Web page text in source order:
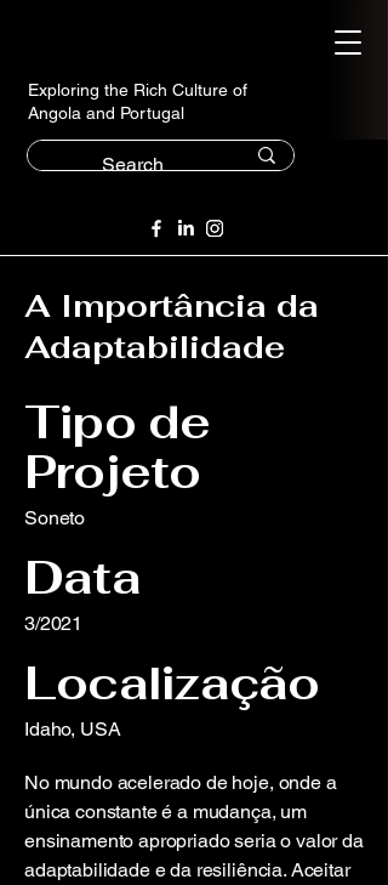
Exploring the Rich Culture of
Angola and Portugal
A Importância da
Adaptabilidade
Tipo de
Projeto
Soneto
Data
3/2021
Localização
Idaho, USA
No mundo acelerado de hoje, onde a
única constante é a mudança, um
ensinamento apropriado seria o valor da
adaptabilidade e da resiliência. Aceitar